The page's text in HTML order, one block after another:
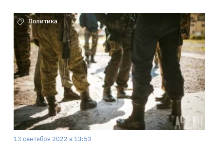
Политика
13 сентября 2022 в 13:53